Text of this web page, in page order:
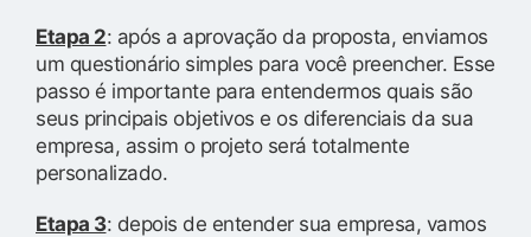
Etapa 2: após a aprovação da proposta, enviamos
um questionário simples para você preencher. Esse
passo é importante para entendermos quais são
seus principais objetivos e os diferenciais da sua
empresa, assim o projeto será totalmente
personalizado.
Etapa 3: depois de entender sua empresa, vamos